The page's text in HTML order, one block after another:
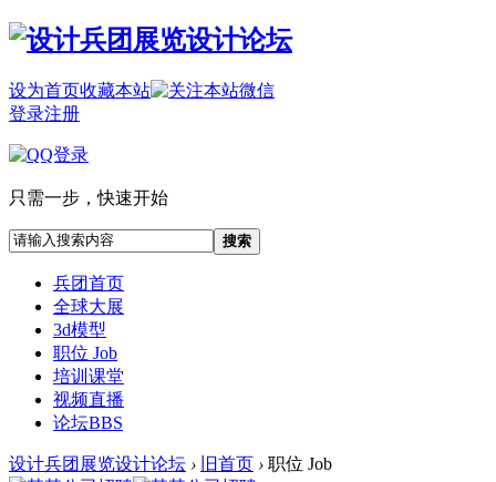
设为首页收藏本站
登录注册
只需一步，快速开始
搜索
兵团首页
全球大展
3d模型
职位 Job
培训课堂
视频直播
论坛BBS
设计兵团展览设计论坛 › 旧首页 › 职位 Job